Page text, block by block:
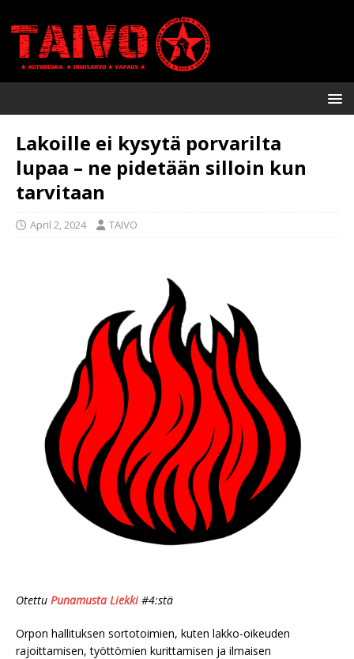
Lakoille ei kysytä porvarilta
lupaa – ne pidetään silloin kun
tarvitaan
April 2, 2024 TAIVO
Otettu Punamusta Liekki#4:stä
Orpon hallituksen sortotoimien, kuten lakko-oikeuden
rajoittamisen, työttömien kurittamisen ja ilmaisen